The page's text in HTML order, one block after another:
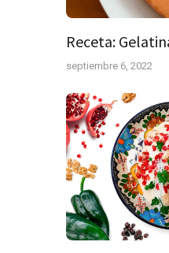
Receta:
septiembre 6, 2022